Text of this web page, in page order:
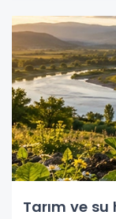
Tarım ve